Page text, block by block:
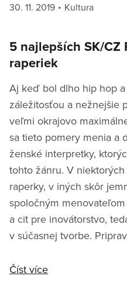
Posted
30. 11. 2019 Categories
Kultura
5 najlepších SK/CZ
raperiek
Aj keď bol dlho hip hop
záležitosťou a nežnejšie
veľmi okrajovo
sa tieto pomery menia a
ženské interpretky,
tohto žánru. V
raperky, v iných skôr
spoločným
a cit pre inovátorstvo,
v súčasnej tvorbe.
Číst více